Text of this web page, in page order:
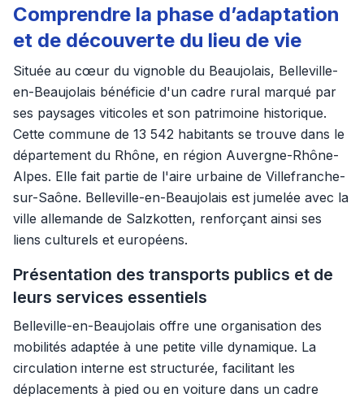
Comprendre la phase d’adaptation
et de découverte du lieu de vie
Située au cœur du vignoble du Beaujolais, Belleville-
en-Beaujolais bénéficie d'un cadre rural marqué par
ses paysages viticoles et son patrimoine historique.
Cette commune de 13 542 habitants se trouve dans le
département du Rhône, en région Auvergne-Rhône-
Alpes. Elle fait partie de l'aire urbaine de Villefranche-
sur-Saône. Belleville-en-Beaujolais est jumelée avec la
ville allemande de Salzkotten, renforçant ainsi ses
liens culturels et européens.
Présentation des transports publics et de
leurs services essentiels
Belleville-en-Beaujolais offre une organisation des
mobilités adaptée à une petite ville dynamique. La
circulation interne est structurée, facilitant les
déplacements à pied ou en voiture dans un cadre